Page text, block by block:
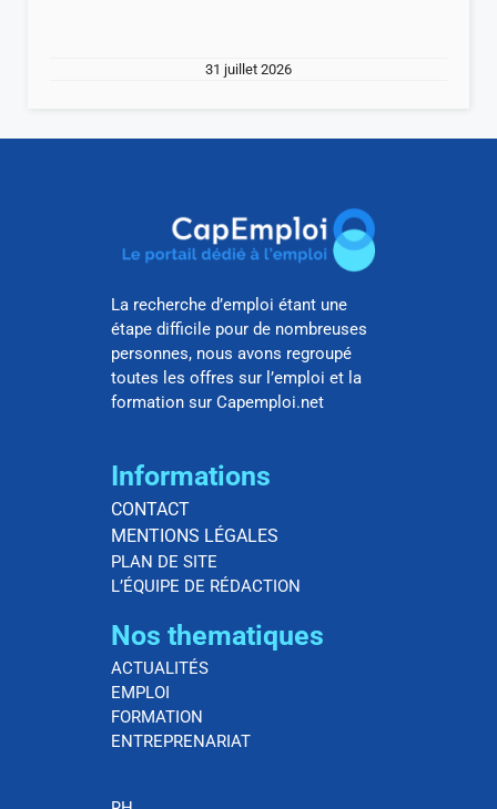
31 juillet 2026
La recherche d’emploi étant une
étape difficile pour de nombreuses
personnes, nous avons regroupé
toutes les offres sur l’emploi et la
formation sur Capemploi.net
Informations
CONTACT
MENTIONS LÉGALES
PLAN DE SITE
L’ÉQUIPE DE RÉDACTION
Nos thematiques
ACTUALITÉS
EMPLOI
FORMATION
ENTREPRENARIAT